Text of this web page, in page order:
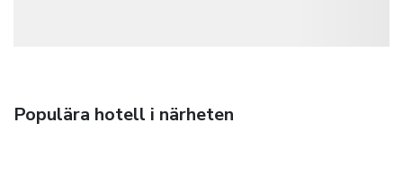
Populära hotell i närheten